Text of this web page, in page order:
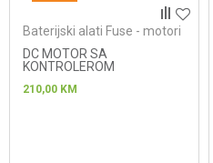
Baterijski alati Fuse - motori
DC MOTOR SA
KONTROLEROM
210,00 KM